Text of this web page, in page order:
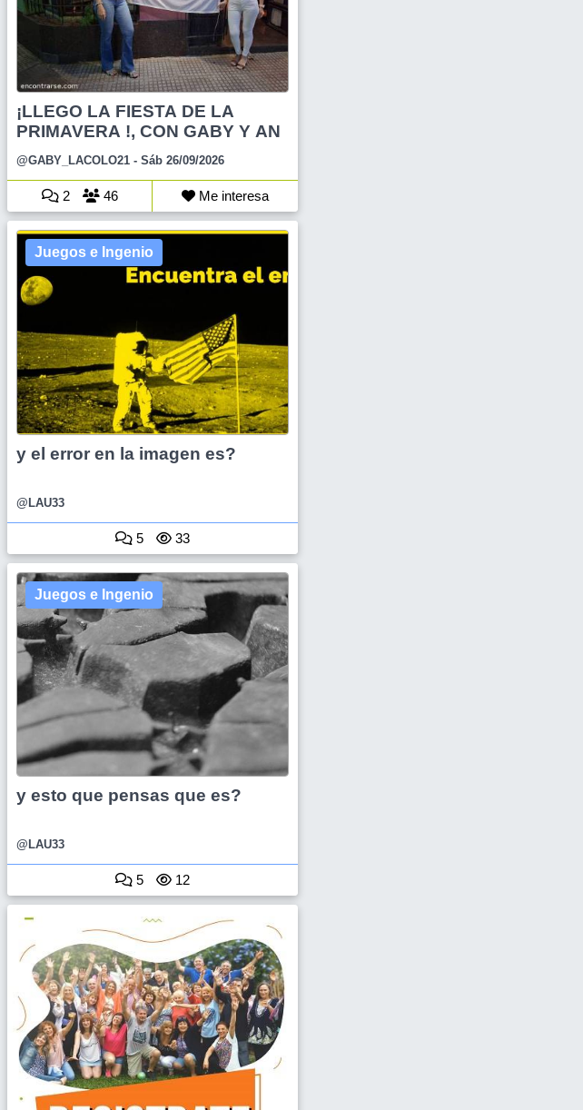
¡LLEGO LA FIESTA DE LA
PRIMAVERA !, CON GABY Y AN
@GABY_LACOLO21 - Sáb 26/09/2026
2 46 Me interesa
Juegos e Ingenio
y el error en la imagen es?
@LAU33
5 33
Juegos e Ingenio
y esto que pensas que es?
@LAU33
5 12